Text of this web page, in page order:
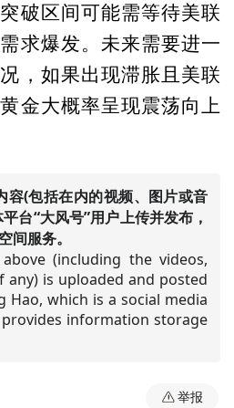
破区间可能需等待美联
求爆发。未来需要进一
，如果出现滞胀且美联
金大概率呈现震荡向上
容(包括在内的视频、图片或音
台“大风号”用户上传并发布，
间服务。
(including the videos,
any) is uploaded and posted
Hao, which is a social media
information storage
举报